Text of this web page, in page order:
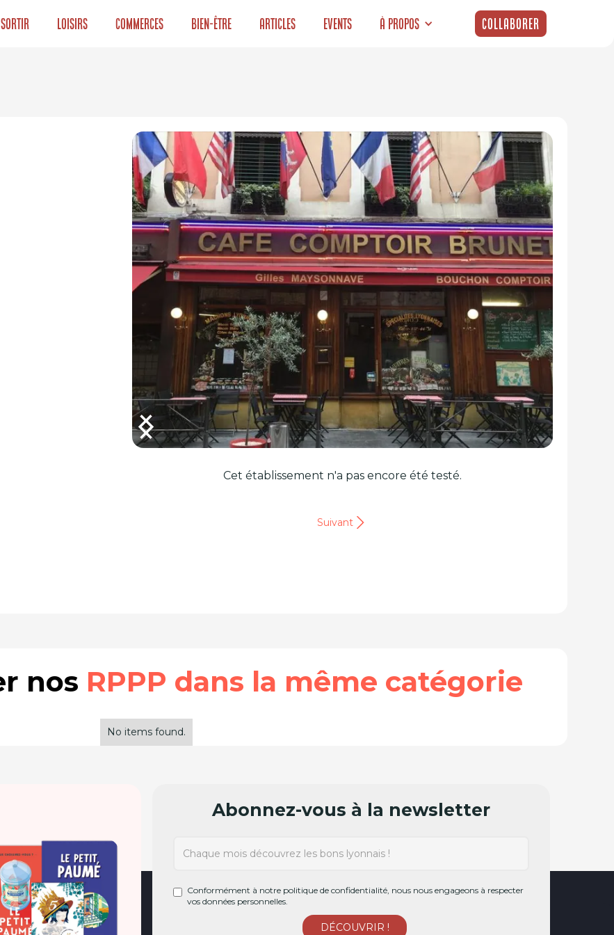
Sortir Loisirs Commerces Bien-être Articles Events À propos Collaborer
Cet établissement n'a pas encore été testé.
Suivant
nos RPPP dans la même catégorie
No items found.
Abonnez-vous à la newsletter
Conformément à notre politique de confidentialité, nous nous engageons à respecter
vos données personnelles.